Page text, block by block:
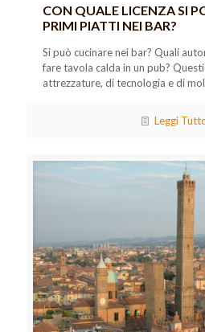
CON QUALE LICENZA SI
PRIMI PIATTI NEI BAR?
Si può cucinare nei bar? Quali
fare tavola calda in un pub?
attrezzature, di tecnologia e di
Leggi